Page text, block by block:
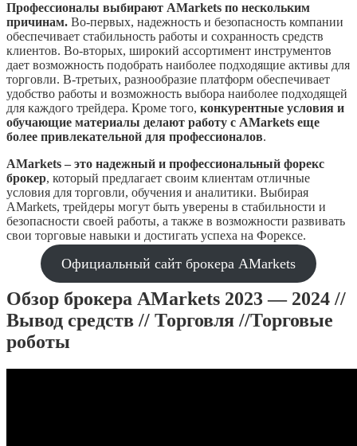
Профессионалы выбирают AMarkets по нескольким
причинам. Во-первых, надежность и безопасность компании
обеспечивает стабильность работы и сохранность средств
клиентов. Во-вторых, широкий ассортимент инструментов
дает возможность подобрать наиболее подходящие активы для
торговли. В-третьих, разнообразие платформ обеспечивает
удобство работы и возможность выбора наиболее подходящей
для каждого трейдера. Кроме того, конкурентные условия и
обучающие материалы делают работу с AMarkets еще
более привлекательной для профессионалов.
AMarkets – это надежный и профессиональный форекс
брокер, который предлагает своим клиентам отличные
условия для торговли, обучения и аналитики. Выбирая
AMarkets, трейдеры могут быть уверены в стабильности и
безопасности своей работы, а также в возможности развивать
свои торговые навыки и достигать успеха на Форексе.
Официальный сайт брокера AMarkets
Обзор брокера AMarkets 2023 — 2024 //
Вывод средств // Торговля //Торговые
роботы